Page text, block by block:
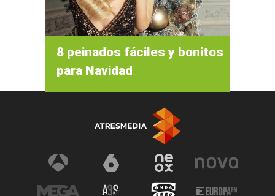
8 peinados fáciles y bonitos
para Navidad